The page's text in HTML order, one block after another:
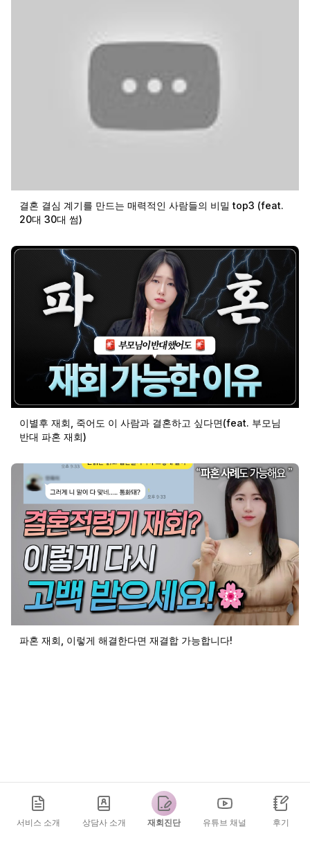
결혼 결심 계기를 만드는 매력적인 사람들의 비밀 top3 (feat.
20대 30대 썸)
이별후 재회, 죽어도 이 사람과 결혼하고 싶다면(feat. 부모님
반대 파혼 재회)
파혼 재회, 이렇게 해결한다면 재결합 가능합니다!
서비스 소개 상담사 소개 재회진단 유튜브 채널 후기